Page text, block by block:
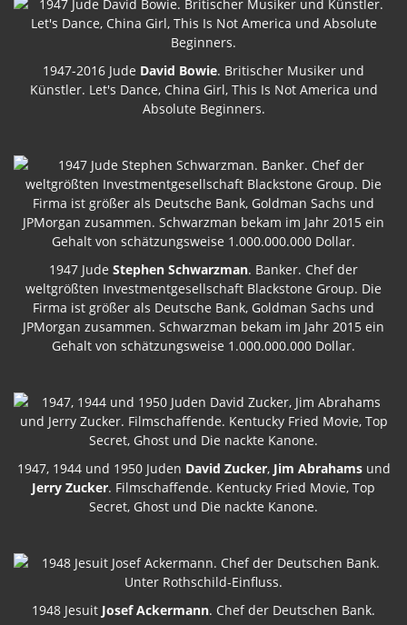
1947-2016 Jude David Bowie. Britischer Musiker und
Künstler. Let's Dance, China Girl, This Is Not America und
Absolute Beginners.
1947 Jude Stephen Schwarzman. Banker. Chef der
weltgrößten Investmentgesellschaft Blackstone Group. Die
Firma ist größer als Deutsche Bank, Goldman Sachs und
JPMorgan zusammen. Schwarzman bekam im Jahr 2015 ein
Gehalt von schätzungsweise 1.000.000.000 Dollar.
1947, 1944 und 1950 Juden David Zucker, Jim Abrahamsund
Jerry Zucker. Filmschaffende. Kentucky Fried Movie, Top
Secret, Ghost und Die nackte Kanone.
1948 Jesuit Josef Ackermann. Chef der Deutschen Bank.